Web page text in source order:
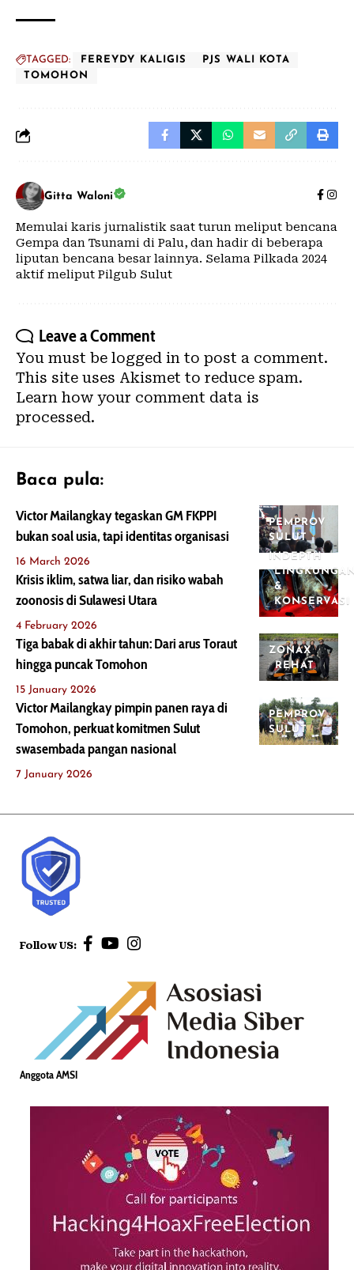
TAGGED: FEREYDY KALIGIS
PJS WALI KOTA
TOMOHON
Gitta Waloni
Memulai karis jurnalistik saat turun meliput bencana
Gempa dan Tsunami di Palu, dan hadir di beberapa
liputan bencana besar lainnya. Selama Pilkada 2024
aktif meliput Pilgub Sulut
Leave a Comment
You must be logged in to post a comment.
This site uses Akismet to reduce spam.
Learn how your comment data is
processed.
Baca pula:
PEMPROV
SULUT
Victor Mailangkay tegaskan GM FKPPI
bukan soal usia, tapi identitas organisasi
16 March 2026
INDEPTH
&
KONSERVASI
Krisis iklim, satwa liar, dan risiko wabah
zoonosis di Sulawesi Utara
4 February 2026
ZONAX
REHAT
Tiga babak di akhir tahun: Dari arus Toraut
hingga puncak Tomohon
15 January 2026
PEMPROV
SULUT
Victor Mailangkay pimpin panen raya di
Tomohon, perkuat komitmen Sulut
swasembada pangan nasional
7 January 2026
Follow US:
Anggota AMSI